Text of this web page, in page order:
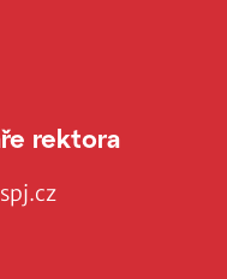
rektora